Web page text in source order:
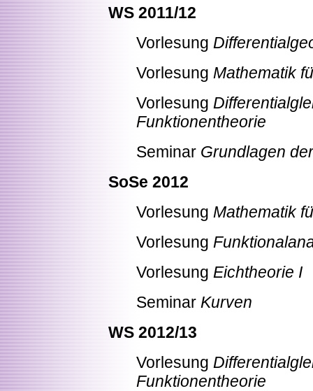
WS 2011/12
Vorlesung
Vorlesung Mathematik
Vorlesung
Funktionentheorie
Seminar Grundlagen
SoSe 2012
Vorlesung Mathematik
Vorlesung
Vorlesung Eichtheorie I
Seminar Kurven
WS 2012/13
Vorlesung
Funktionentheorie